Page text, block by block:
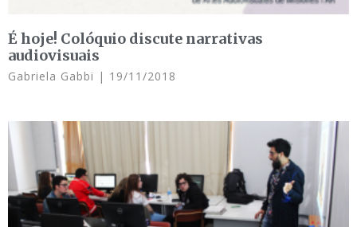
É hoje! Colóquio discute narrativas
audiovisuais
Gabriela Gabbi 19/11/2018